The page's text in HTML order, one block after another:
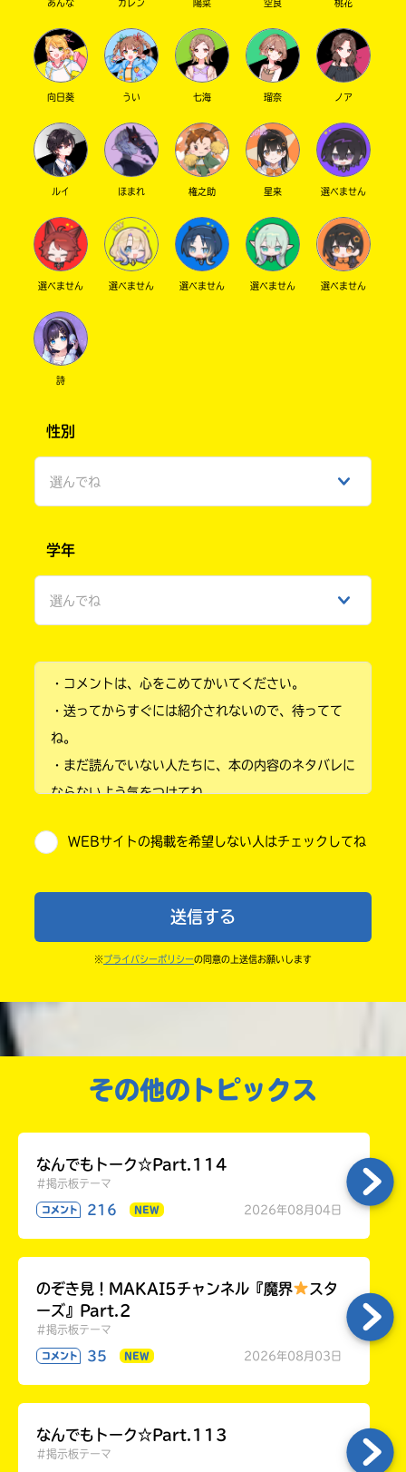
あんな カレン 陽菜 空良 桃花
向日葵 うい 七海 瑠奈 ノア
ルイ ほまれ 権之助 星来 選べません
選べません 選べません 選べません 選べません 選べません
詩
性別
選んでね
ひみつ
学年
選んでね
小学2年
小学4年
小学6年
中学1年
・コメントは、心をこめてかいてください。
・送ってからすぐには紹介されないので、待ってて
ね。
・まだ読んでいない人たちに、本の内容のネタバレに
ならないよう気をつけてね。
が出るので、そこから応募してね。
・かき終えたら、人を傷つけていたり、個人情報をか
きこんでいたり、字がまちがっていたりしないか、読
WEBサイトの掲載を希望しない人はチェックしてね
送信する
※ プライバシーポリシーの同意の上送信お願いします
その他のトピックス
なんでもトーク☆Part.114
#掲示板テーマ
コメント 216 NEW 2026年08月04日
のぞき見！MAKAI5チャンネル『魔界
スタ
ーズ』Part.2
#掲示板テーマ
コメント 35 NEW 2026年08月03日
なんでもトーク☆Part.113
#掲示板テーマ